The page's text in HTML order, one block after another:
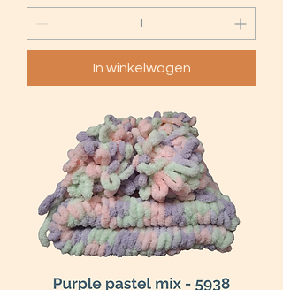
In winkelwagen